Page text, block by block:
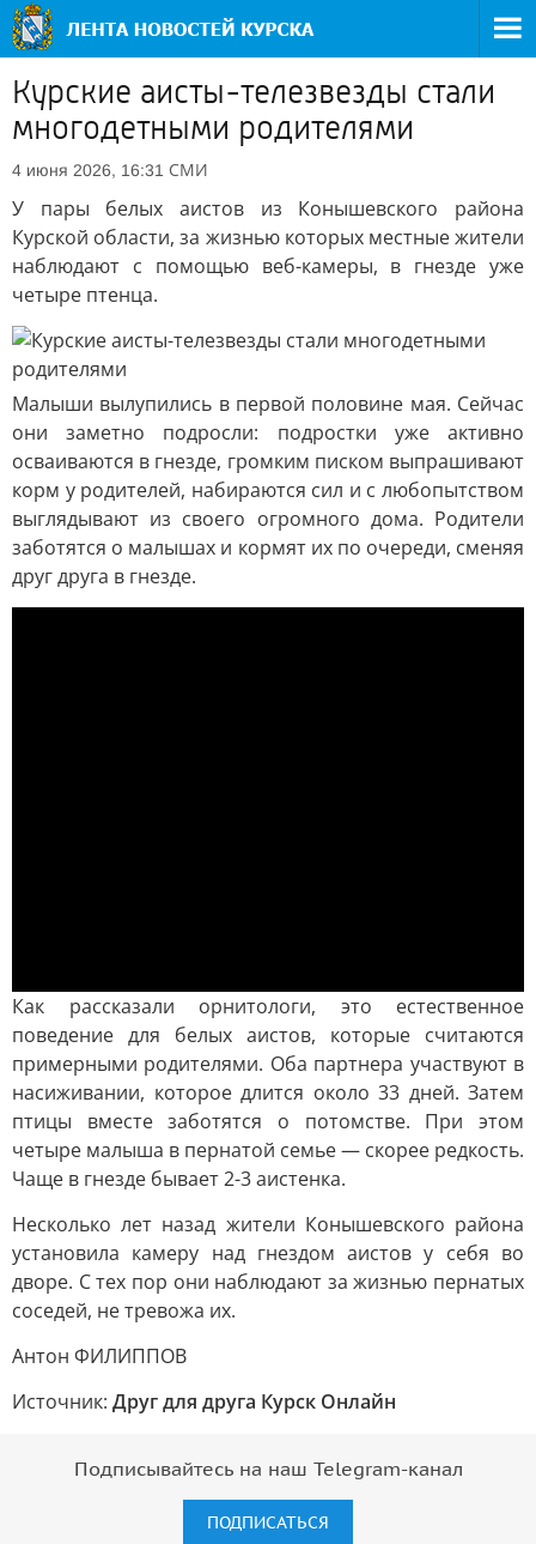
Курские аисты-телезвезды стали
многодетными родителями
4 июня 2026, 16:31 СМИ
У пары белых аистов из Конышевского района
Курской области, за жизнью которых местные жители
наблюдают с помощью веб-камеры, в гнезде уже
четыре птенца.
Малыши вылупились в первой половине мая. Сейчас
они заметно подросли: подростки уже активно
осваиваются в гнезде, громким писком выпрашивают
корм у родителей, набираются сил и с любопытством
выглядывают из своего огромного дома. Родители
заботятся о малышах и кормят их по очереди, сменяя
друг друга в гнезде.
Как рассказали орнитологи, это естественное
поведение для белых аистов, которые считаются
примерными родителями. Оба партнера участвуют в
насиживании, которое длится около 33 дней. Затем
птицы вместе заботятся о потомстве. При этом
четыре малыша в пернатой семье — скорее редкость.
Чаще в гнезде бывает 2-3 аистенка.
Несколько лет назад жители Конышевского района
установила камеру над гнездом аистов у себя во
дворе. С тех пор они наблюдают за жизнью пернатых
соседей, не тревожа их.
Антон ФИЛИППОВ
Источник: Друг для друга Курск Онлайн
Подписывайтесь на наш Telegram-канал
ПОДПИСАТЬСЯ